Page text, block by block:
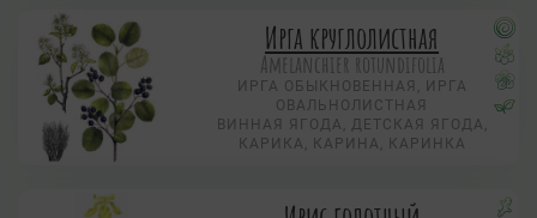
Ирга круглолистная
Amelanchier rotundifolia
ИРГА ОБЫКНОВЕННАЯ, ИРГА
ОВАЛЬНОЛИСТНАЯ
ВИННАЯ ЯГОДА, ДЕТСКАЯ ЯГОДА,
КАРИКА, КАРИНА, КАРИНКА